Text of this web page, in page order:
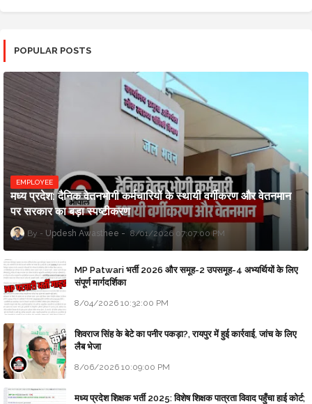
POPULAR POSTS
EMPLOYEE
मध्य प्रदेश: दैनिक वेतनभोगी कर्मचारियों के स्थायी वर्गीकरण और वेतनमान
पर सरकार का बड़ा स्पष्टीकरण
Updesh Awasthee 8/01/2026 07:07:00 PM
MP Patwari भर्ती 2026 और समूह-2 उपसमूह-4 अभ्यर्थियों के लिए
संपूर्ण मार्गदर्शिका
8/04/2026 10:32:00 PM
शिवराज सिंह के बेटे का पनीर पकड़ा?, रायपुर में हुई कार्रवाई, जांच के लिए
लैब भेजा
8/06/2026 10:09:00 PM
मध्य प्रदेश शिक्षक भर्ती 2025: विशेष शिक्षक पात्रता विवाद पहुँचा हाई कोर्ट;